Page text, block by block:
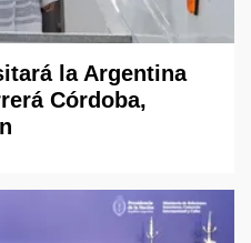
la Argentina
Córdoba,